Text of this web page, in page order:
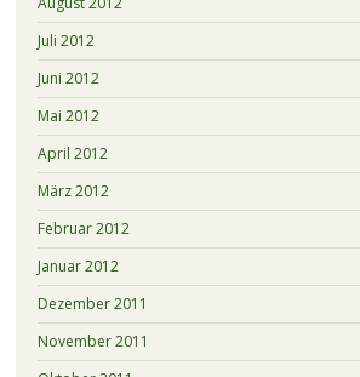
Juli 2012
Juni 2012
Mai 2012
April 2012
März 2012
Februar 2012
Januar 2012
Dezember 2011
November 2011